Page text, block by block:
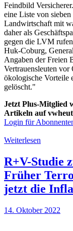
Feindbild
eine Liste von
Landwirtschaft mit
daher als
gegen die LVM
Huk-Coburg,
Angaben der Freien
Vertrauensleuten
ökologische Vorteile
gelöscht."
Jetzt Plus-Mitglied
Artikeln auf
Login für
Weiterlesen
R+V-Studie
Früher
jetzt die
14. Oktober 2022